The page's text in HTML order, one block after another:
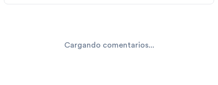
Cargando comentarios...